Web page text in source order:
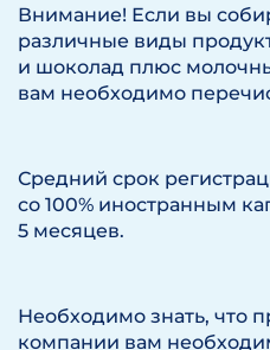
Внимание! Если вы
различные виды
и шоколад плюс
вам необходимо
Средний срок
со 100% иностранным
5 месяцев.
Необходимо знать, что
компании вам